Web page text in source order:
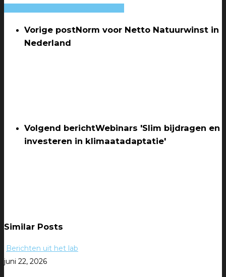
Vorige postNorm voor Netto Natuurwinst in
Nederland
Volgend berichtWebinars 'Slim bijdragen en
investeren in klimaatadaptatie'
Similar Posts
Berichten uit het lab
juni 22, 2026